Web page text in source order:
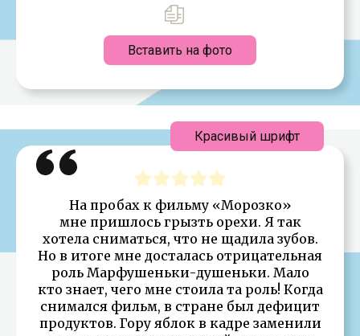
Вставить на фото
На пробах к фильму «Морозко»
мне пришлось грызть орехи. Я так
хотела сниматься, что не щадила зубов.
Но в итоге мне досталась отрицательная
роль Марфушеньки-душеньки. Мало
кто знает, чего мне стоила та роль! Когда
снимался фильм, в стране был дефицит
продуктов. Гору яблок в кадре заменили
Красивый шрифт